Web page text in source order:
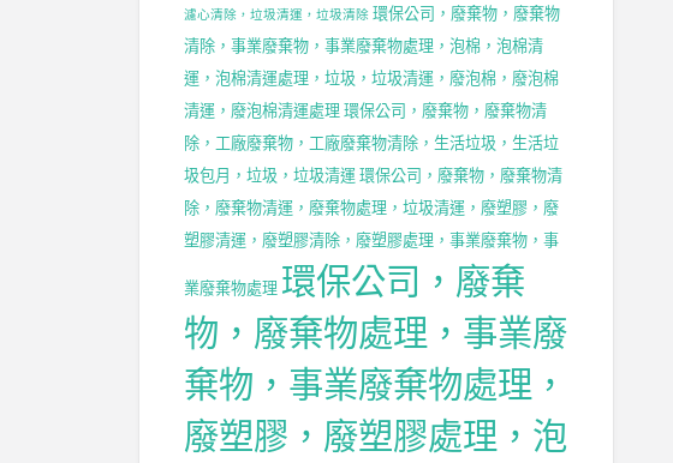
濾心清除，垃圾清運，垃圾清除 環保公司，廢棄物，廢棄物
清除，事業廢棄物，事業廢棄物處理，泡棉，泡棉清
運，泡棉清運處理，垃圾，垃圾清運，廢泡棉，廢泡棉
清運，廢泡棉清運處理 環保公司，廢棄物，廢棄物清
除，工廠廢棄物，工廠廢棄物清除，生活垃圾，生活垃
圾包月，垃圾，垃圾清運 環保公司，廢棄物，廢棄物清
除，廢棄物清運，廢棄物處理，垃圾清運，廢塑膠，廢
塑膠清運，廢塑膠清除，廢塑膠處理，事業廢棄物，事
業廢棄物處理 環保公司，廢棄
物，廢棄物處理，事業廢
棄物，事業廢棄物處理，
廢塑膠，廢塑膠處理，泡